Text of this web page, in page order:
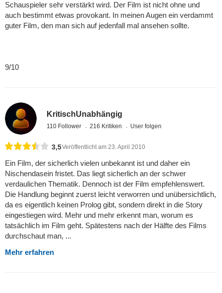
Schauspieler sehr verstärkt wird. Der Film ist nicht ohne und
auch bestimmt etwas provokant. In meinen Augen ein verdammt
guter Film, den man sich auf jedenfall mal ansehen sollte.
9/10
KritischUnabhängig
110 Follower 216 Kritiken User folgen
3,5Veröffentlicht am 23. April 2010
Ein Film, der sicherlich vielen unbekannt ist und daher ein
Nischendasein fristet. Das liegt sicherlich an der schwer
verdaulichen Thematik. Dennoch ist der Film empfehlenswert.
Die Handlung beginnt zuerst leicht verworren und unübersichtlich,
da es eigentlich keinen Prolog gibt, sondern direkt in die Story
eingestiegen wird. Mehr und mehr erkennt man, worum es
tatsächlich im Film geht. Spätestens nach der Hälfte des Films
durchschaut man, ...
Mehr erfahren